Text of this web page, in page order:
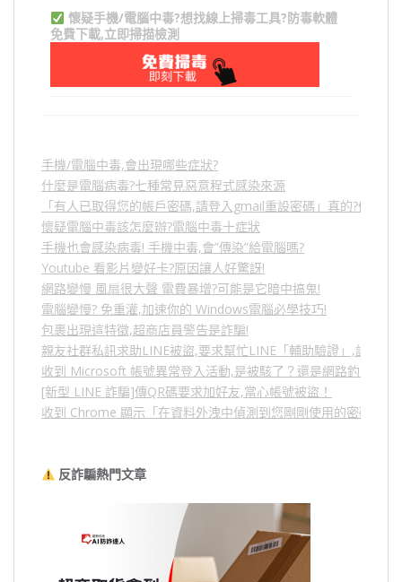
懷疑手機/電腦中毒?想找線上掃毒工具?防毒軟體
免費下載,立即掃描檢測
手機/電腦中毒,會出現哪些症狀?
什麼是電腦病毒?七種常見惡意程式感染來源
「有人已取得您的帳戶密碼,請登入gmail重設密碼」真的?假的?5
懷疑電腦中毒該怎麼辦?電腦中毒十症狀
手機也會感染病毒! 手機中毒,會”傳染”給電腦嗎?
Youtube 看影片變好卡?原因讓人好驚訝!
網路變慢 風扇很大聲 電費暴增?可能是它暗中搞鬼!
電腦變慢? 免重灌,加速你的 Windows電腦必學技巧!
包裹出現這特徵,超商店員警告是詐騙!
親友社群私訊求助LINE被盜,要求幫忙LINE「輔助驗證」,詐騙
收到 Microsoft 帳號異常登入活動,是被駭了？還是網路釣魚？
[新型 LINE 詐騙]傳QR碼要求加好友,當心帳號被盜！
收到 Chrome 顯示「在資料外洩中偵測到您剛剛使用的密碼」
反詐騙熱門文章